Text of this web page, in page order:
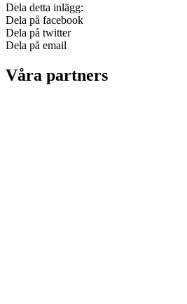
Dela detta inlägg:
Dela på facebook
Dela på twitter
Dela på email
Våra partners